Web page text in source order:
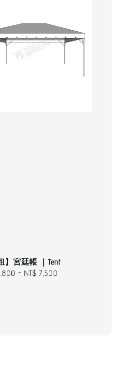
】宮廷帳 ｜Tent
- NT$ 7,500